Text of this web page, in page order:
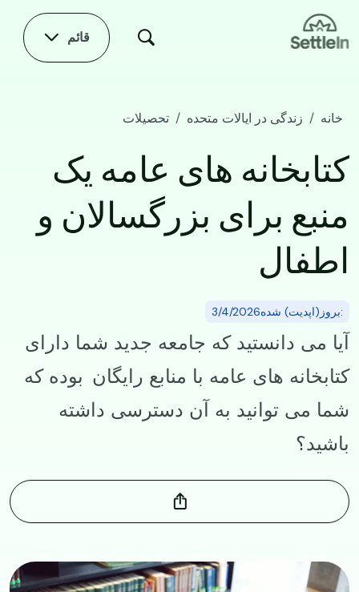
Skip to main content
قائم
خانه زندگی در ایالات متحده تحصیلات
کتابخانه های عامه یک
منبع برای بزرگسالان و
اطفال
:بروز(اپدیت) شده3/4/2026
آیا می دانستید که جامعه جدید شما دارای
کتابخانه های عامه با منابع رایگان بوده که
شما می توانید به آن دسترسی داشته
باشید؟
Image